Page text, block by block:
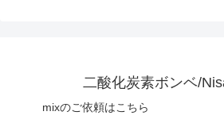
二酸化炭素ボンベ/
mixのご依頼はこちら